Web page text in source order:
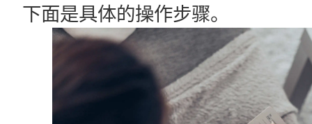
下面是具体的操作步骤。